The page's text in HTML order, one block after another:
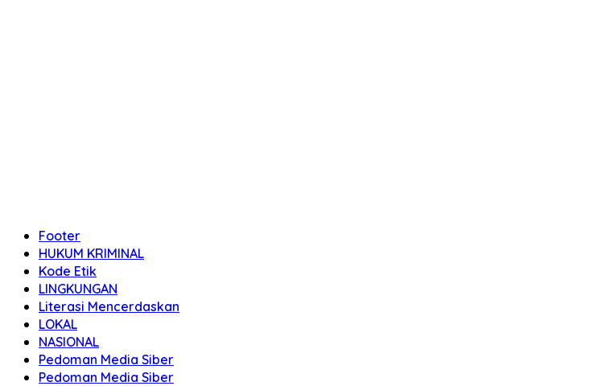
Footer
HUKUM KRIMINAL
Kode Etik
LINGKUNGAN
Literasi Mencerdaskan
LOKAL
NASIONAL
Pedoman Media Siber
Pedoman Media Siber